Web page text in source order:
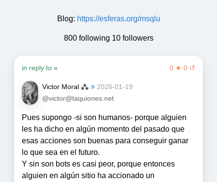
Blog: https://esferas.org/msqlu
800 following 10 followers
0 ★ 0 ↺
in reply to »
Victor Moral ⁂ » 2026-01-19
@victor@taquiones.net
Pues supongo -si son humanos- porque alguien
les ha dicho en algún momento del pasado que
esas acciones son buenas para conseguir ganar
lo que sea en el futuro.
Y sin son bots es casi peor, porque entonces
alguien en algún sitio ha accionado un